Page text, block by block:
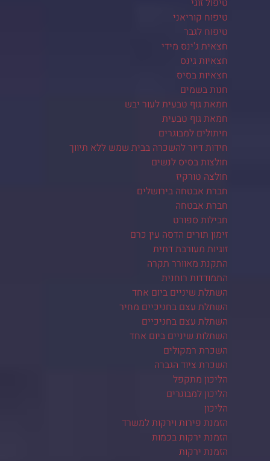
טיפול זוגי
טיפוח קוריאני
טיפוח לגבר
חצאית ג'ינס מידי
חצאיות גינס
חצאיות בסיס
חנות בשמים
חמאת גוף טבעית לעור יבש
חמאת גוף טבעית
חיתולים למבוגרים
חידות דיור להשכרה בבית שמש ללא תיווך
חולצות בסיס לנשים
חולצה טורקיז
חברת אבטחה בירושלים
חברת אבטחה
חבילות ספורט
זימון תורים הדסה עין כרם
זוגיות מעורבת דתית
התקנת מאוורר תקרה
התמודדות רוחנית
השתלת שיניים ביום אחד
השתלת עצם בחניכיים מחיר
השתלת עצם בחניכיים
השתלות שיניים ביום אחד
השכרת רמקולים
השכרת ציוד הגברה
הליכון מתקפל
הליכון למבוגרים
הליכון
הזמנת פירות וירקות למשרד
הזמנת ירקות בכמות
הזמנת ירקות